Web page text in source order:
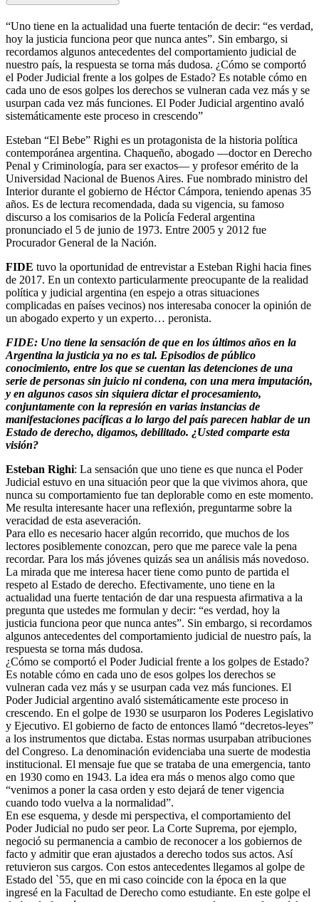
“Uno tiene en la actualidad una fuerte tentación de decir: “es verdad,
hoy la justicia funciona peor que nunca antes”. Sin embargo, si
recordamos algunos antecedentes del comportamiento judicial de
nuestro país, la respuesta se torna más dudosa. ¿Cómo se comportó
el Poder Judicial frente a los golpes de Estado? Es notable cómo en
cada uno de esos golpes los derechos se vulneran cada vez más y se
usurpan cada vez más funciones. El Poder Judicial argentino avaló
sistemáticamente este proceso in crescendo”
Esteban “El Bebe” Righi es un protagonista de la historia política
contemporánea argentina. Chaqueño, abogado —doctor en Derecho
Penal y Criminología, para ser exactos— y profesor emérito de la
Universidad Nacional de Buenos Aires. Fue nombrado ministro del
Interior durante el gobierno de Héctor Cámpora, teniendo apenas 35
años. Es de lectura recomendada, dada su vigencia, su famoso
discurso a los comisarios de la Policía Federal argentina
pronunciado el 5 de junio de 1973. Entre 2005 y 2012 fue
Procurador General de la Nación.
FIDE tuvo la oportunidad de entrevistar a Esteban Righi hacia fines
de 2017. En un contexto particularmente preocupante de la realidad
política y judicial argentina (en espejo a otras situaciones
complicadas en países vecinos) nos interesaba conocer la opinión de
un abogado experto y un experto… peronista.
FIDE: Uno tiene la sensación de que en los últimos años en la
Argentina la justicia ya no es tal. Episodios de público
conocimiento, entre los que se cuentan las detenciones de una
serie de personas sin juicio ni condena, con una mera imputación,
y en algunos casos sin siquiera dictar el procesamiento,
conjuntamente con la represión en varias instancias de
manifestaciones pacíficas a lo largo del país parecen hablar de un
Estado de derecho, digamos, debilitado. ¿Usted comparte esta
visión?
Esteban Righi: La sensación que uno tiene es que nunca el Poder
Judicial estuvo en una situación peor que la que vivimos ahora, que
nunca su comportamiento fue tan deplorable como en este momento.
Me resulta interesante hacer una reflexión, preguntarme sobre la
veracidad de esta aseveración.
Para ello es necesario hacer algún recorrido, que muchos de los
lectores posiblemente conozcan, pero que me parece vale la pena
recordar. Para los más jóvenes quizás sea un análisis más novedoso.
La mirada que me interesa hacer tiene como punto de partida el
respeto al Estado de derecho. Efectivamente, uno tiene en la
actualidad una fuerte tentación de dar una respuesta afirmativa a la
pregunta que ustedes me formulan y decir: “es verdad, hoy la
justicia funciona peor que nunca antes”. Sin embargo, si recordamos
algunos antecedentes del comportamiento judicial de nuestro país, la
respuesta se torna más dudosa.
¿Cómo se comportó el Poder Judicial frente a los golpes de Estado?
Es notable cómo en cada uno de esos golpes los derechos se
vulneran cada vez más y se usurpan cada vez más funciones. El
Poder Judicial argentino avaló sistemáticamente este proceso in
crescendo. En el golpe de 1930 se usurparon los Poderes Legislativo
y Ejecutivo. El gobierno de facto de entonces llamó “decretos-leyes”
a los instrumentos que dictaba. Estas normas usurpaban atribuciones
del Congreso. La denominación evidenciaba una suerte de modestia
institucional. El mensaje fue que se trataba de una emergencia, tanto
en 1930 como en 1943. La idea era más o menos algo como que
“venimos a poner la casa orden y esto dejará de tener vigencia
cuando todo vuelva a la normalidad”.
En ese esquema, y desde mi perspectiva, el comportamiento del
Poder Judicial no pudo ser peor. La Corte Suprema, por ejemplo,
negoció su permanencia a cambio de reconocer a los gobiernos de
facto y admitir que eran ajustados a derecho todos sus actos. Así
retuvieron sus cargos. Con estos antecedentes llegamos al golpe de
Estado del `55, que en mi caso coincide con la época en la que
ingresé en la Facultad de Derecho como estudiante. En este golpe el